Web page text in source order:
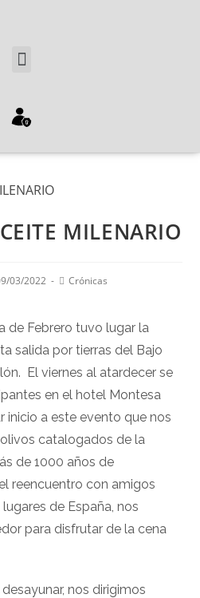
MILENARIO
03/2022 Crónicas
de Febrero tuvo lugar la
salida por tierras del Bajo
El viernes al atardecer se
en el hotel Montesa
inicio a este evento que nos
catalogados de la
de 1000 años de
reencuentro con amigos
de España, nos
para disfrutar de la cena
nos dirigimos